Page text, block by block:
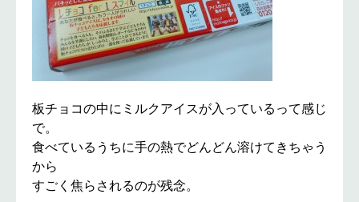
板チョコの中にミルクアイスが入っているって感じ
で。
食べているうちに手の熱でどんどん溶けてきちゃう
から
すごく焦らされるのが残念。